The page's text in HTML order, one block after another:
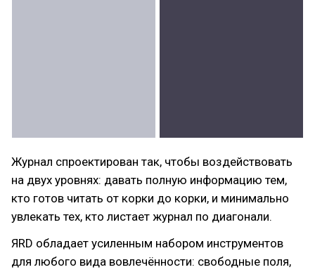
Журнал спроектирован так, чтобы воздействовать
на двух уровнях: давать полную информацию тем,
кто готов читать от корки до корки, и минимально
увлекать тех, кто листает журнал по диагонали.
ЯRD обладает усиленным набором инструментов
для любого вида вовлечённости: свободные поля,